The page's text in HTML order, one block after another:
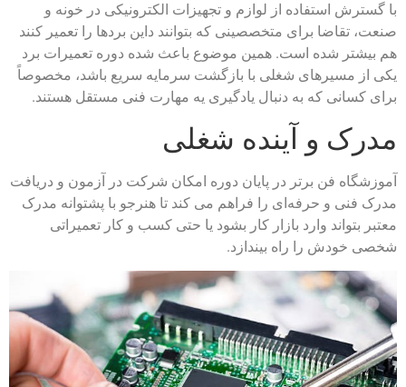
با گسترش استفاده از لوازم و تجهیزات الکترونیکی در خونه و
صنعت، تقاضا برای متخصصینی که بتوانند داین بردها را تعمیر کنند
هم بیشتر شده است. همین موضوع باعث شده دوره تعمیرات برد
یکی از مسیرهای شغلی با بازگشت سرمایه سریع باشد، مخصوصاً
برای کسانی که به دنبال یادگیری یه مهارت فنی مستقل هستند.
مدرک و آینده شغلی
آموزشگاه فن برتر در پایان دوره امکان شرکت در آزمون و دریافت
مدرک فنی‌ و حرفه‌ای را فراهم می‌ کند تا هنرجو با پشتوانه مدرک
معتبر بتواند وارد بازار کار بشود یا حتی کسب‌ و کار تعمیراتی
شخصی خودش را راه بیندازد.